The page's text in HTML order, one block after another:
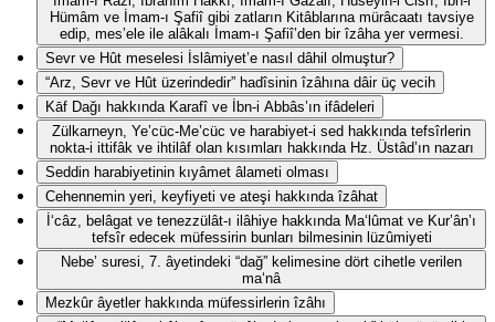
Hümâm ve İmam-ı Şafiî gibi zatların Kitâblarına mürâcaatı tavsiye
edip, mes’ele ile alâkalı İmam-ı Şafiî’den bir îzâha yer vermesi.
Sevr ve Hût meselesi İslâmiyet’e nasıl dâhil olmuştur?
“Arz, Sevr ve Hût üzerindedir” hadîsinin îzâhına dâir üç vecih
Kāf Dağı hakkında Karafî ve İbn-i Abbâs’ın ifâdeleri
Zülkarneyn, Ye’cüc-Me’cüc ve harabiyet-i sed hakkında tefsîrlerin
nokta-i ittifâk ve ihtilâf olan kısımları hakkında Hz. Üstâd’ın nazarı
Seddin harabiyetinin kıyâmet âlameti olması
Cehennemin yeri, keyfiyeti ve ateşi hakkında îzâhat
İ‘câz, belâgat ve tenezzülât-ı ilâhiye hakkında Ma‘lûmat ve Kur’ân’ı
tefsîr edecek müfessirin bunları bilmesinin lüzûmiyeti
Nebe’ suresi, 7. âyetindeki “dağ” kelimesine dört cihetle verilen
ma‘nâ
Mezkûr âyetler hakkında müfessirlerin îzâhı